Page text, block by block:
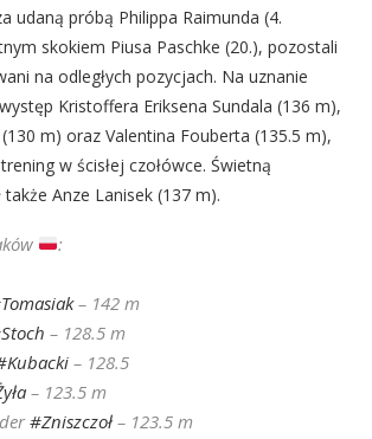
udaną próbą Philippa Raimunda (4.
skokiem Piusa Paschke (20.), pozostali
na odległych pozycjach. Na uznanie
Kristoffera Eriksena Sundala (136 m),
m) oraz Valentina Fouberta (135.5 m),
w ścisłej czołówce. Świetną
także Anze Lanisek (137 m).
:
– 142 m
– 128.5 m
– 128.5
– 123.5 m
#Zniszczoł – 123.5 m